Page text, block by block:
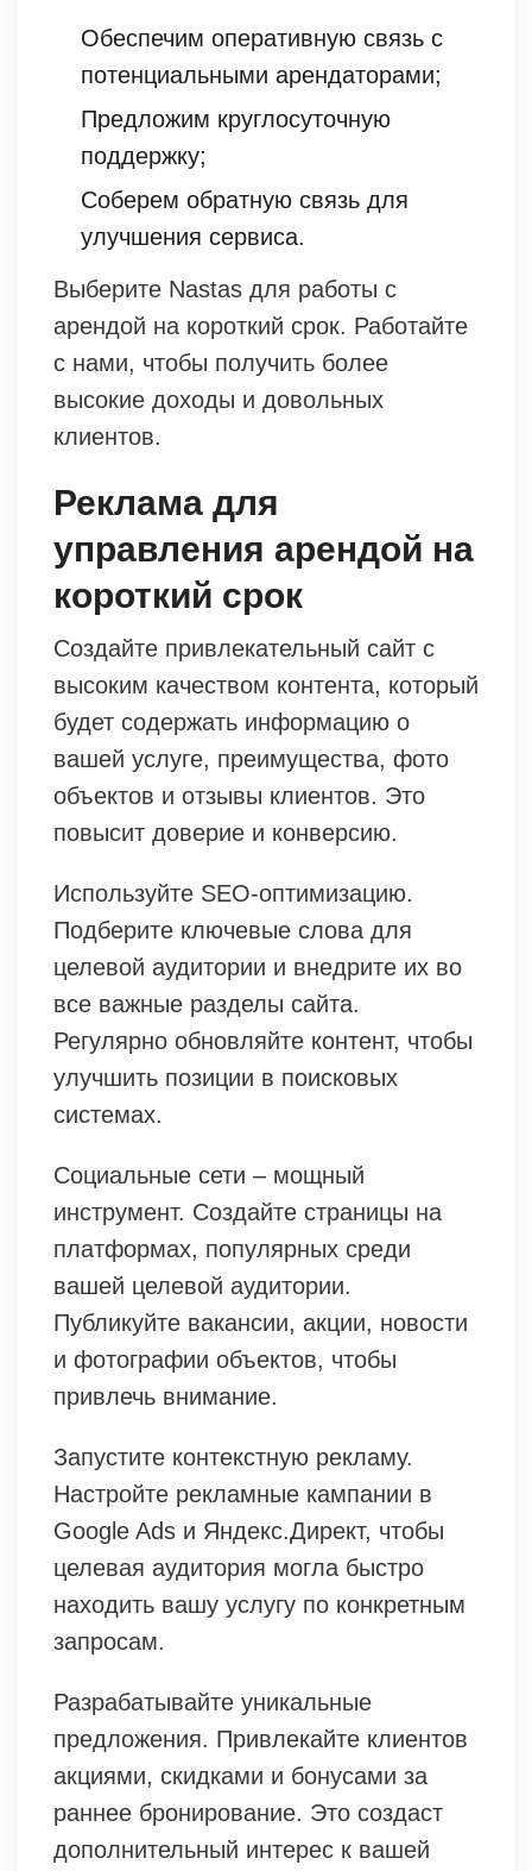
Обеспечим оперативную связь с
потенциальными арендаторами;
Предложим круглосуточную
поддержку;
Соберем обратную связь для
улучшения сервиса.
Выберите Nastas для работы с
арендой на короткий срок. Работайте
с нами, чтобы получить более
высокие доходы и довольных
клиентов.
Реклама для
управления арендой на
короткий срок
Создайте привлекательный сайт с
высоким качеством контента, который
будет содержать информацию о
вашей услуге, преимущества, фото
объектов и отзывы клиентов. Это
повысит доверие и конверсию.
Используйте SEO-оптимизацию.
Подберите ключевые слова для
целевой аудитории и внедрите их во
все важные разделы сайта.
Регулярно обновляйте контент, чтобы
улучшить позиции в поисковых
системах.
Социальные сети – мощный
инструмент. Создайте страницы на
платформах, популярных среди
вашей целевой аудитории.
Публикуйте вакансии, акции, новости
и фотографии объектов, чтобы
привлечь внимание.
Запустите контекстную рекламу.
Настройте рекламные кампании в
Google Ads и Яндекс.Директ, чтобы
целевая аудитория могла быстро
находить вашу услугу по конкретным
запросам.
Разрабатывайте уникальные
предложения. Привлекайте клиентов
акциями, скидками и бонусами за
раннее бронирование. Это создаст
дополнительный интерес к вашей